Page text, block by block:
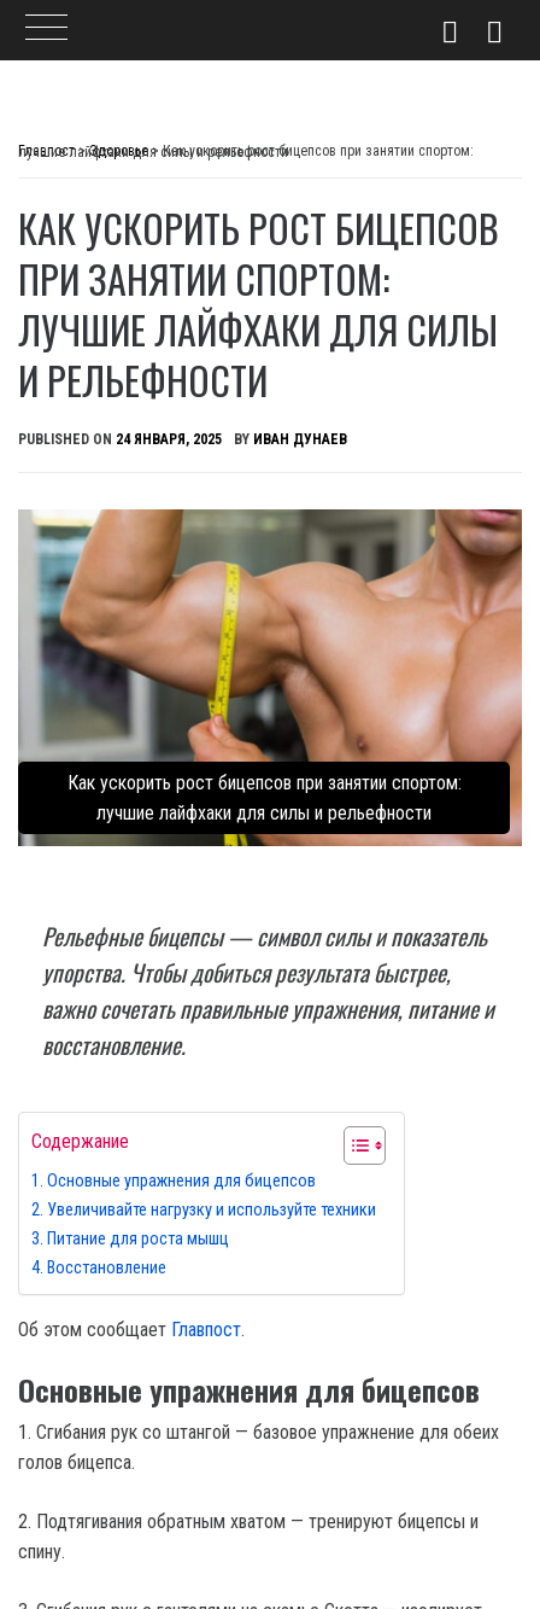
Главпост>Здоровье>
Как ускорить рост бицепсов при занятии спортом: лучшие лайфхаки для силы и рельефности
КАК УСКОРИТЬ РОСТ БИЦЕПСОВ
ПРИ ЗАНЯТИИ СПОРТОМ:
ЛУЧШИЕ ЛАЙФХАКИ ДЛЯ СИЛЫ
И РЕЛЬЕФНОСТИ
PUBLISHED ON 24 ЯНВАРЯ, 2025 BY ИВАН ДУНАЕВ
Как ускорить рост бицепсов при занятии спортом:
лучшие лайфхаки для силы и рельефности
Рельефные бицепсы — символ силы и показатель
упорства. Чтобы добиться результата быстрее,
важно сочетать правильные упражнения, питание и
восстановление.
Содержание
Основные упражнения для бицепсов
Увеличивайте нагрузку и используйте техники
Питание для роста мышц
Восстановление
Об этом сообщает Главпост.
Основные упражнения для бицепсов
1. Сгибания рук со штангой — базовое упражнение для обеих
голов бицепса.
2. Подтягивания обратным хватом — тренируют бицепсы и
спину.